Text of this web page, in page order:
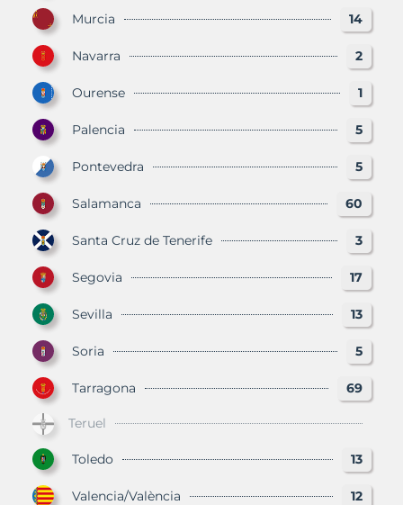
Murcia 14
Navarra 2
Ourense 1
Palencia 5
Pontevedra 5
Salamanca 60
Santa Cruz de Tenerife 3
Segovia 17
Sevilla 13
Soria 5
Tarragona 69
Teruel
Toledo 13
Valencia/València 12